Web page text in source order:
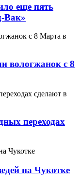
еще пять
Вак»
вологжанок с 8
переходах
на Чукотке